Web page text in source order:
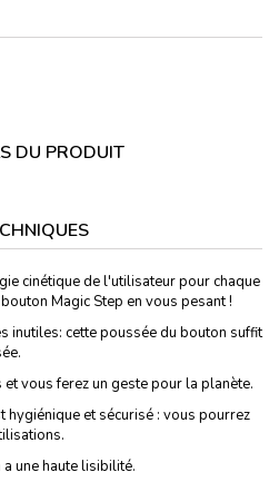
DU PRODUIT
cinétique de l'utilisateur pour chaque
Magic Step en vous pesant !
inutiles: cette poussée du bouton suffit
vous ferez un geste pour la planète.
hygiénique et sécurisé : vous pourrez
une haute lisibilité.